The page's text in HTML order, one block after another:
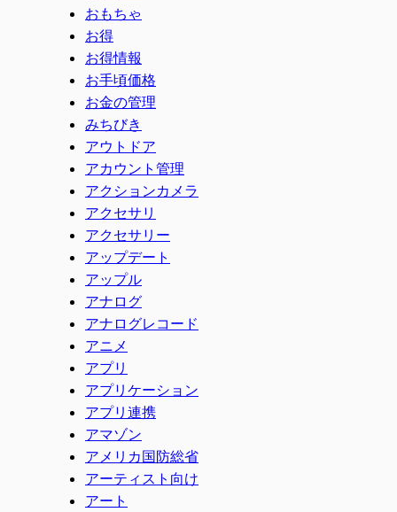
おもちゃ
お得
お得情報
お手頃価格
お金の管理
みちびき
アウトドア
アカウント管理
アクションカメラ
アクセサリ
アクセサリー
アップデート
アップル
アナログ
アナログレコード
アニメ
アプリ
アプリケーション
アプリ連携
アマゾン
アメリカ国防総省
アーティスト向け
アート